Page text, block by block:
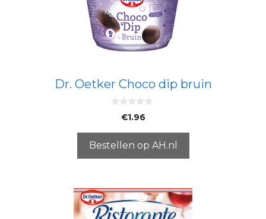
Dr. Oetker Choco dip bruin
5
€1.96
Bestellen op AH.nl